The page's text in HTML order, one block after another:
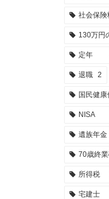
社会保険
130万円
定年
退職 2
国民健康
NISA
遺族年金
70歳終
所得税
宅建士